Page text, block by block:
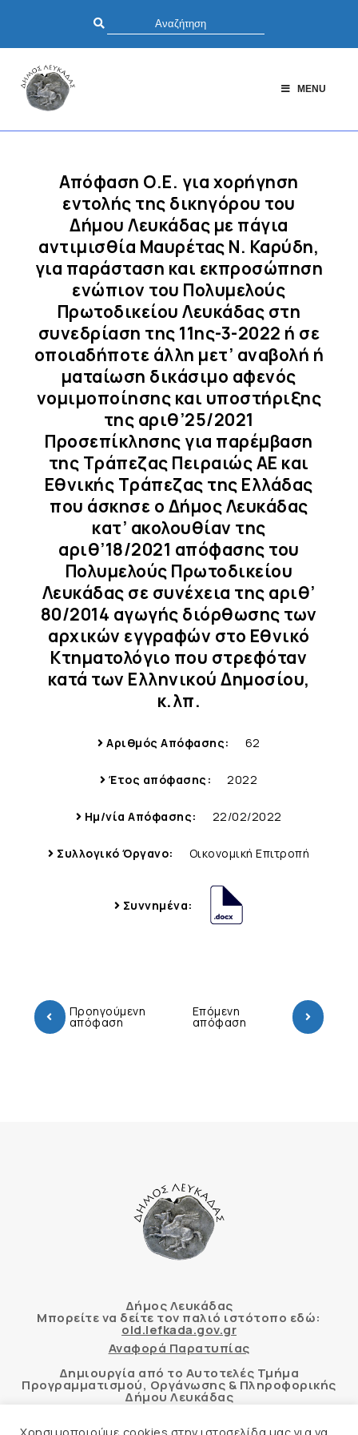
MENU
Απόφαση Ο.Ε. για χορήγηση
εντολής της δικηγόρου του
Δήμου Λευκάδας με πάγια
αντιμισθία Μαυρέτας Ν. Καρύδη,
για παράσταση και εκπροσώπηση
ενώπιον του Πολυμελούς
Πρωτοδικείου Λευκάδας στη
συνεδρίαση της 11ης-3-2022 ή σε
οποιαδήποτε άλλη μετ’ αναβολή ή
ματαίωση δικάσιμο αφενός
νομιμοποίησης και υποστήριξης
της αριθ’25/2021
Προσεπίκλησης για παρέμβαση
της Τράπεζας Πειραιώς ΑΕ και
Εθνικής Τράπεζας της Ελλάδας
που άσκησε ο Δήμος Λευκάδας
κατ’ ακολουθίαν της
αριθ’18/2021 απόφασης του
Πολυμελούς Πρωτοδικείου
Λευκάδας σε συνέχεια της αριθ’
80/2014 αγωγής διόρθωσης των
αρχικών εγγραφών στο Εθνικό
Κτηματολόγιο που στρεφόταν
κατά των Eλληνικού Δημοσίου,
κ.λπ.
Αριθμός Απόφασης: 62
Έτος απόφασης: 2022
Ημ/νία Απόφασης: 22/02/2022
Συλλογικό Όργανο: Οικονομική Επιτροπή
Συννημένα:
Προηγούμενη
απόφαση
Επόμενη
απόφαση
Δήμος Λευκάδας
Μπορείτε να δείτε τον παλιό ιστότοπο εδώ:
old.lefkada.gov.gr
Αναφορά Παρατυπίας
Δημιουργία από το Αυτοτελές Τμήμα
Προγραμματισμού, Οργάνωσης & Πληροφορικής
Δήμου Λευκάδας
Χρησιμοποιούμε cookies στην ιστοσελίδα μας για να